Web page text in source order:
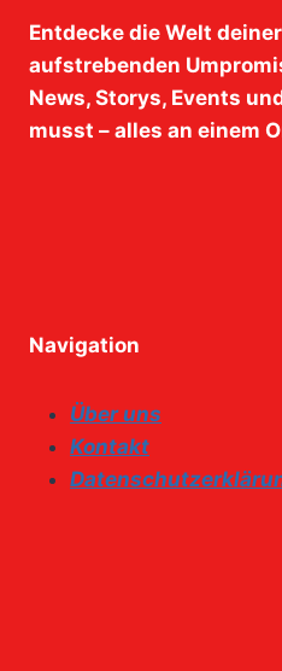
Entdecke die Welt
aufstrebenden
News, Storys, Events
musst – alles an einem
Navigation
Über uns
Kontakt